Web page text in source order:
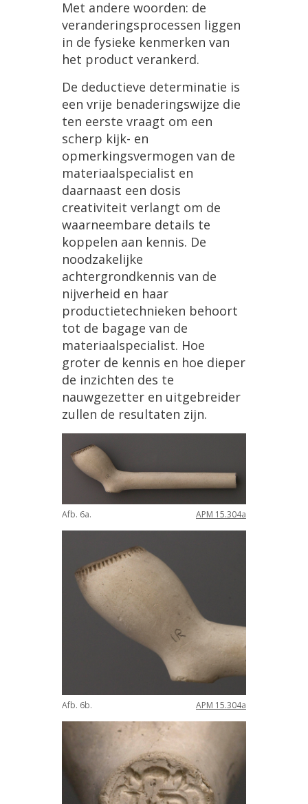
Met andere woorden: de
veranderingsprocessen liggen
in de fysieke kenmerken van
het product verankerd.
De deductieve determinatie is
een vrije benaderingswijze die
ten eerste vraagt om een
scherp kijk- en
opmerkingsvermogen van de
materiaalspecialist en
daarnaast een dosis
creativiteit verlangt om de
waarneembare details te
koppelen aan kennis. De
noodzakelijke
achtergrondkennis van de
nijverheid en haar
productietechnieken behoort
tot de bagage van de
materiaalspecialist. Hoe
groter de kennis en hoe dieper
de inzichten des te
nauwgezetter en uitgebreider
zullen de resultaten zijn.
Afb. 6a. APM 15.304a
Afb. 6b. APM 15.304a